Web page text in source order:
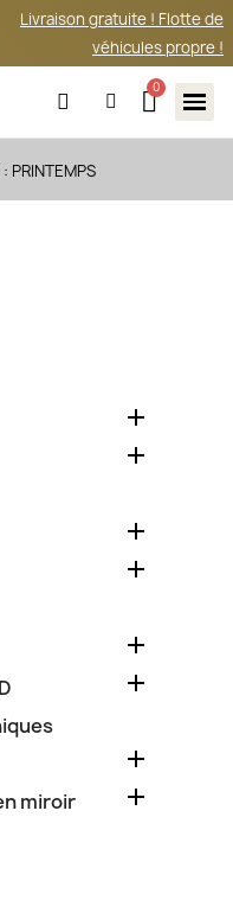
Livraison gratuite ! Flotte de
véhicules propre !







miroir 